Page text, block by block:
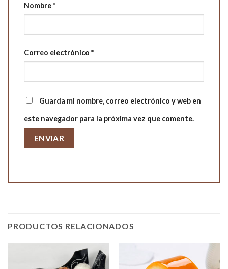
Nombre*
Correo electrónico *
Guarda mi nombre, correo electrónico y web en
este navegador para la próxima vez que comente.
PRODUCTOS RELACIONADOS